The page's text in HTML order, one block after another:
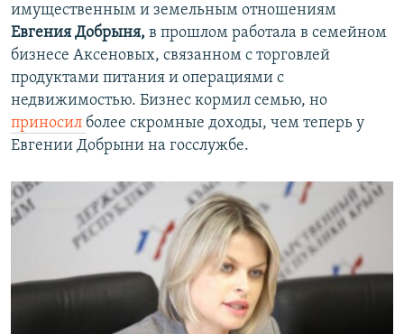
имущественным и земельным отношениям
Евгения Добрыня, в прошлом работала в семейном
бизнесе Аксеновых, связанном с торговлей
продуктами питания и операциями с
недвижимостью. Бизнес кормил семью, но
приносил более скромные доходы, чем теперь у
Евгении Добрыни на госслужбе.